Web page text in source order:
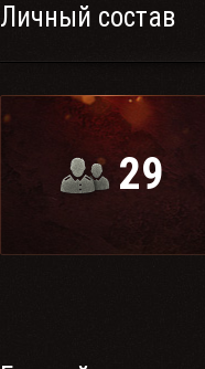
Личный состав
29